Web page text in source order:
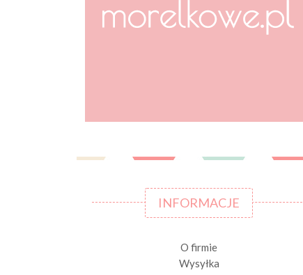
INFORMACJE
O firmie
Wysyłka